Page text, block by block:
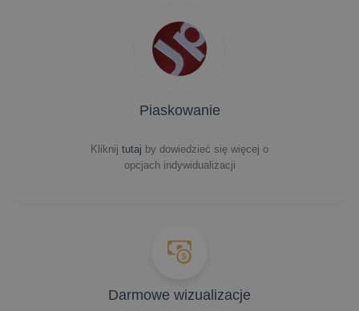
Piaskowanie
Kliknij tutaj by dowiedzieć się więcej o
opcjach indywidualizacji
Darmowe wizualizacje